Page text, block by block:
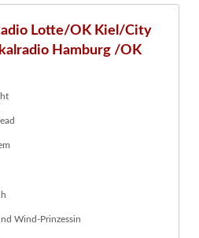
Lotte/OK Kiel/City
Hamburg /OK
Wind-Prinzessin